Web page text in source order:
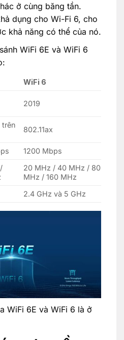
ở cùng băng tần.
dụng cho Wi-Fi 6, cho
khả năng có thể của nó.
WiFi 6E và WiFi 6
WiFi 6
2019
trên
802.11ax
1200 Mbps
20 MHz / 40 MHz / 80
MHz / 160 MHz
2.4 GHz và 5 GHz
WiFi 6E và WiFi 6 là ở